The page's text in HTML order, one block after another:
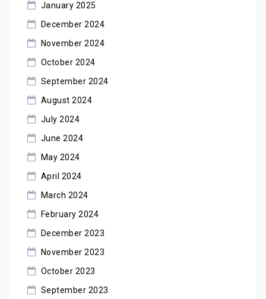
January 2025
December 2024
November 2024
October 2024
September 2024
August 2024
July 2024
June 2024
May 2024
April 2024
March 2024
February 2024
December 2023
November 2023
October 2023
September 2023